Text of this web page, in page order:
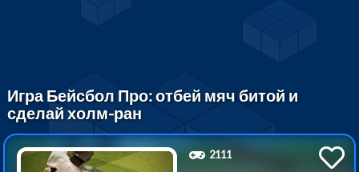
Игра Бейсбол Про: отбей мяч битой и
сделай холм-ран
2111